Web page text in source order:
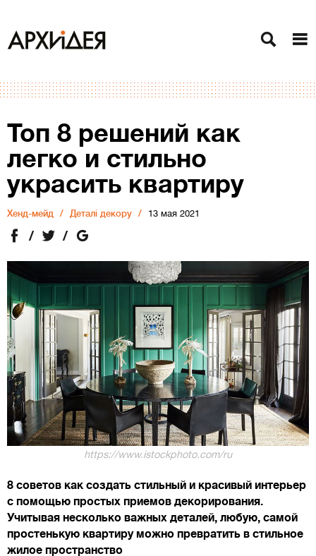
Топ 8 решений как
легко и стильно
украсить квартиру
Хенд-мейд Деталі декору 13 мая 2021
https://www.istockphoto.com/ru
8 советов как создать стильный и красивый интерьер
с помощью простых приемов декорирования.
Учитывая несколько важных деталей, любую, самой
простенькую квартиру можно превратить в стильное
жилое пространство